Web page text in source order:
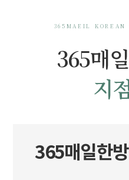
365MAEIL
365매
지
365매일한